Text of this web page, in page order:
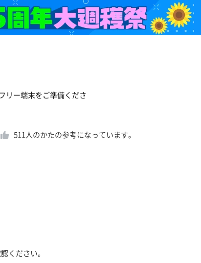
リー端末をご準備くださ
511 人のかたの参考になっています。
ください。